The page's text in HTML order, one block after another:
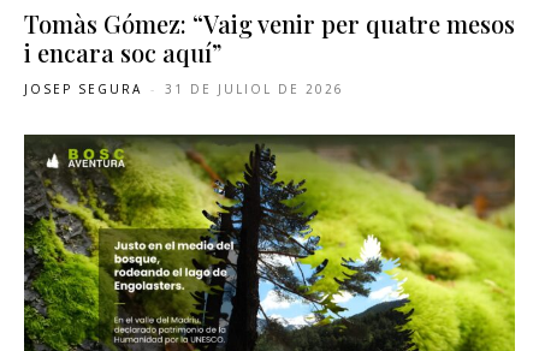
Tomàs Gómez: “Vaig venir per quatre mesos
i encara soc aquí”
JOSEP SEGURA - 31 DE JULIOL DE 2026